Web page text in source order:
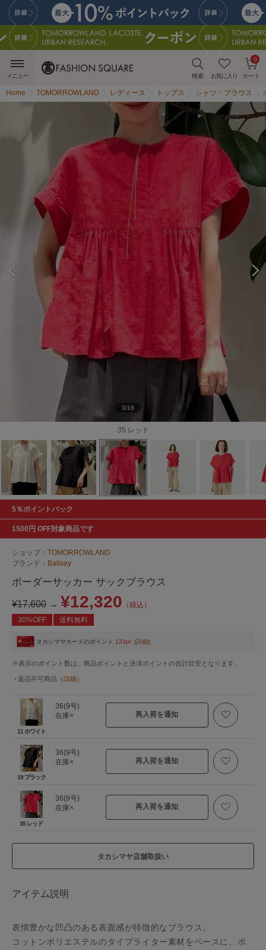
検索 お気に入り カート
0
メニュー
Home TOMORROWLAND レディース トップス シャツ・ブラウス
35 レッド
3/18
5％ポイントバック
1500円 OFF対象商品です
ショップ： TOMORROWLAND
ブランド： Ballsey
ボーダーサッカー サックブラウス
¥17,600 → ¥12,320 （税込）
30%OFF
送料無料
タカシマヤカードのポイント 123pt (詳細)
※表示のポイント数は、商品ポイントと決済ポイントの合計目安となります。
返品不可商品 （詳細 ）
11 ホワイト
36(9号)
在庫×
再入荷を通知
19 ブラック
36(9号)
在庫×
再入荷を通知
35 レッド
36(9号)
在庫×
再入荷を通知
タカシマヤ店舗取扱い
アイテム説明
表情豊かな凹凸のある表面感が特徴的なブラウス。
コットンポリエステルのタイプライター素材をベースに、ポ